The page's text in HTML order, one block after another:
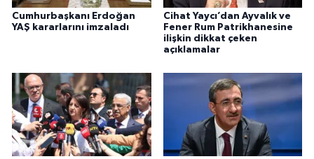
Cumhurbaşkanı Erdoğan
YAŞ kararlarını imzaladı
Cihat Yaycı’dan Ayvalık ve
Fener Rum Patrikhanesine
ilişkin dikkat çeken
açıklamalar